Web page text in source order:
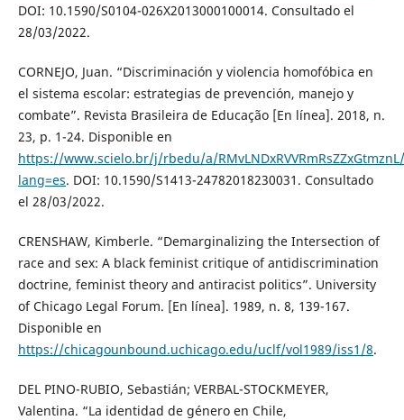
DOI: 10.1590/S0104-026X2013000100014. Consultado el
28/03/2022.
CORNEJO, Juan. “Discriminación y violencia homofóbica en
el sistema escolar: estrategias de prevención, manejo y
combate”. Revista Brasileira de Educação [En línea]. 2018, n.
23, p. 1-24. Disponible en
https://www.scielo.br/j/rbedu/a/
lang=es. DOI: 10.1590/S1413-24782018230031. Consultado
el 28/03/2022.
CRENSHAW, Kimberle. “Demarginalizing the Intersection of
race and sex: A black feminist critique of antidiscrimination
doctrine, feminist theory and antiracist politics”. University
of Chicago Legal Forum. [En línea]. 1989, n. 8, 139-167.
Disponible en
https://chicagounbound.uchicago.edu/uclf/vol1989/iss1/8.
DEL PINO-RUBIO, Sebastián; VERBAL-STOCKMEYER,
Valentina. “La identidad de género en Chile,